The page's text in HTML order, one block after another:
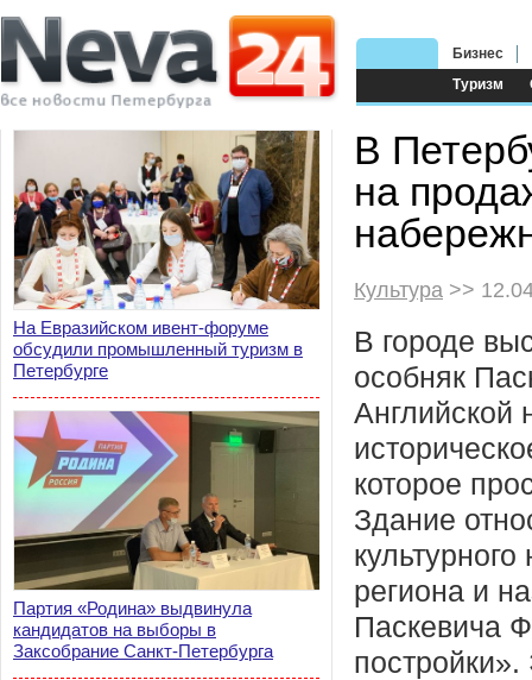
Туризм
Бизнес
На Евразийском ивент-форуме
обсудили промышленный туризм в
Петербурге
Партия «Родина» выдвинула
кандидатов на выборы в
Заксобрание Санкт-Петербурга
В
на
Культура >>
В городе
особняк
Английской
которое
Здание
региона и
Паскевича